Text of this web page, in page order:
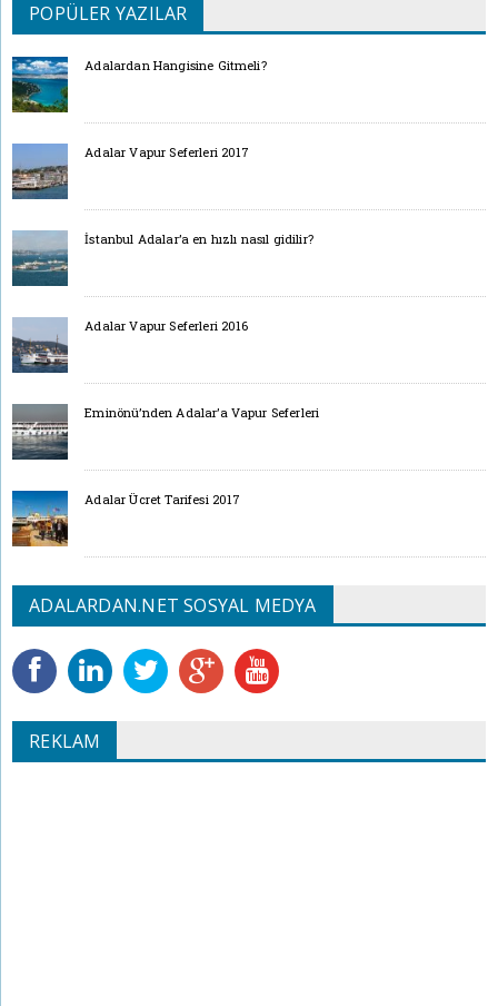
POPÜLER YAZILAR
Adalardan Hangisine Gitmeli?
Adalar Vapur Seferleri 2017
İstanbul Adalar’a en hızlı nasıl gidilir?
Adalar Vapur Seferleri 2016
Eminönü’nden Adalar’a Vapur Seferleri
Adalar Ücret Tarifesi 2017
ADALARDAN.NET SOSYAL MEDYA
REKLAM